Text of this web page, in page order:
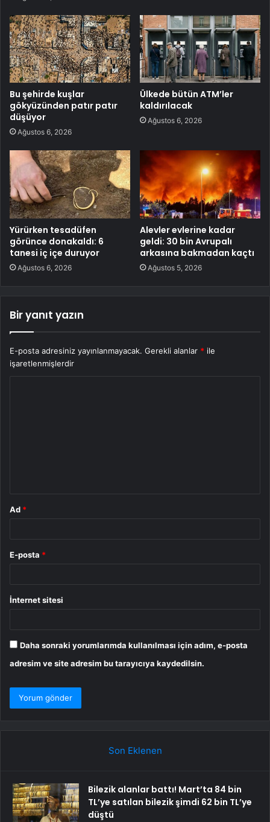
Bu şehirde kuşlar
gökyüzünden patır patır
düşüyor
Ağustos 6, 2026
Ülkede bütün ATM’ler
kaldırılacak
Ağustos 6, 2026
Yürürken tesadüfen
görünce donakaldı: 6
tanesi iç içe duruyor
Ağustos 6, 2026
Alevler evlerine kadar
geldi: 30 bin Avrupalı
arkasına bakmadan kaçtı
Ağustos 5, 2026
Bir yanıt yazın
E-posta adresiniz yayınlanmayacak. Gerekli alanlar * ile
işaretlenmişlerdir
Ad *
E-posta *
İnternet sitesi
Daha sonraki yorumlarımda kullanılması için adım, e-posta
adresim ve site adresim bu tarayıcıya kaydedilsin.
Son Eklenen
Bilezik alanlar battı! Mart’ta 84 bin
TL’ye satılan bilezik şimdi 62 bin TL’ye
düştü